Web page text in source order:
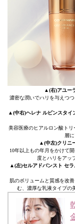
▲(右)アユー
濃密な潤いでハリを与えつ
▲(中右)ヘレナ ルビンスタイ
美容医療のヒアルロン酸ト
層
▲(中左)クリニ
10年以上もの年月をかけて
度とハリをアッ
▲(左)セルアドバンスト セラ
肌のボリュームと質感を改
む、濃厚な乳液タイプの